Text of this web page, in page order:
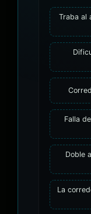
Traba al
Falla
Doble
La